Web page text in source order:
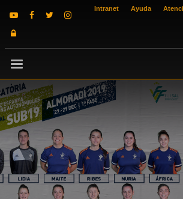
Intranet Ayuda